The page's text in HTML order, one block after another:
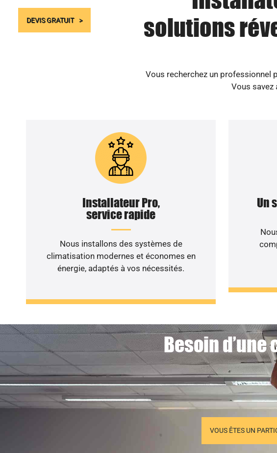
DEVIS GRATUIT
solutions
Vous recherchez un
Vous savez
Installateur Pro,
service rapide
Nous installons des systèmes de
climatisation modernes et économes en
énergie, adaptés à vos nécessités.
Un
Besoin
VOUS ÊTES UN